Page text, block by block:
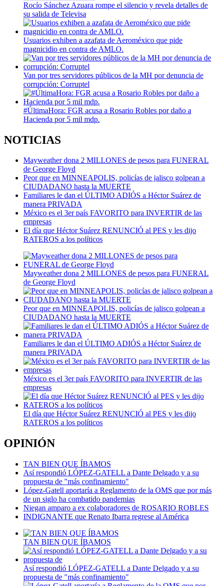
Rocío Sánchez Azuara rompe el silencio y revela detalles de
su salida de Televisa
Usuarios exhiben a azafata de Aeroméxico que pide
magnicidio en contra de AMLO.
Van por tres servidores públicos de la MH por denuncia de
corrupción: Corruptel
#ÚltimaHora: FGR acusa a Rosario Robles por daño a
Hacienda por 5 mil mdp.
NOTICIAS
Mayweather dona 2 MILLONES de pesos para FUNERAL
de George Floyd
Peor que en MINNEAPOLIS, policías de jalisco golpean a
CIUDADANO hasta la MUERTE
Familiares le dan el ÚLTIMO ADIÓS a Héctor Suárez de
manera PRIVADA
México es el 3er país FAVORITO para INVERTIR de las
empresas
El día que Héctor Suárez RENUNCIÓ al PES y les dijo
RATEROS a los políticos
Mayweather dona 2 MILLONES de pesos para FUNERAL
de George Floyd
Peor que en MINNEAPOLIS, policías de jalisco golpean a
CIUDADANO hasta la MUERTE
Familiares le dan el ÚLTIMO ADIÓS a Héctor Suárez de
manera PRIVADA
México es el 3er país FAVORITO para INVERTIR de las
empresas
El día que Héctor Suárez RENUNCIÓ al PES y les dijo
RATEROS a los políticos
OPINIÓN
TAN BIEN QUE ÍBAMOS
Así respondió LÓPEZ-GATELL a Dante Delgado y a su
propuesta de "más confinamiento"
López-Gatell aportaría a Reglamento de la OMS que por más
de un siglo ha combatido pandemias
Niegan amparo a ex colaboradores de ROSARIO ROBLES
INDIGNANTE que Renato Ibarra regrese al América
TAN BIEN QUE ÍBAMOS
Así respondió LÓPEZ-GATELL a Dante Delgado y a su
propuesta de "más confinamiento"